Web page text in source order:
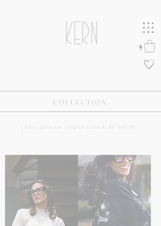
COLLECTION
[ Frete grátis nas compras acima de R$ 400,00